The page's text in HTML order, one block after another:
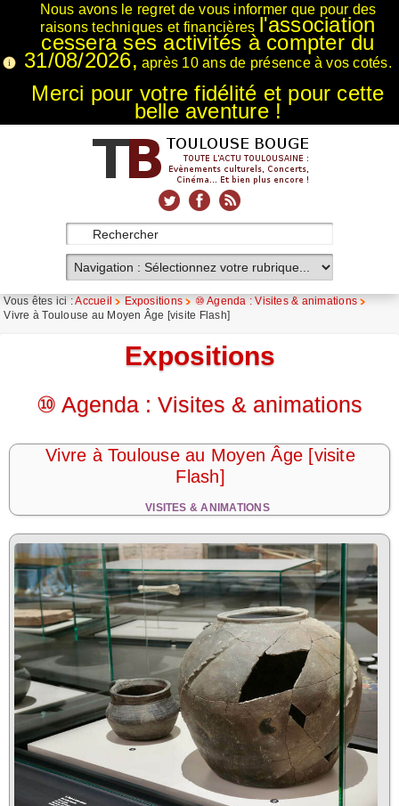
Nous avons le regret de vous informer que pour des
raisons techniques et financières l'association
cessera ses activités à compter du
31/08/2026, après 10 ans de présence à vos cotés.
Merci pour votre fidélité et pour cette
belle aventure !
Vous êtes ici :Accueil Expositions
⑩ Agenda : Visites & animations
Vivre à Toulouse au Moyen Âge [visite Flash]
Expositions
⑩ Agenda : Visites & animations
Vivre à Toulouse au Moyen Âge [visite
Flash]
VISITES & ANIMATIONS